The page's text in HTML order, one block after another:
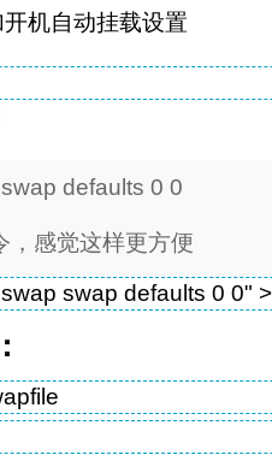
机自动挂载设置
defaults 0 0
，感觉这样更方便
swap defaults 0 0"